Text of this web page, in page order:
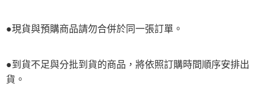
●現貨與預購商品請勿合併於同一張訂單。
●到貨不足與分批到貨的商品，將依照訂購時間順序安排出
貨。